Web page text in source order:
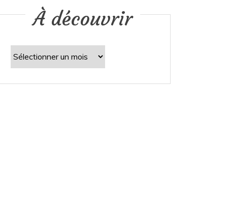
À découvrir
découvrir